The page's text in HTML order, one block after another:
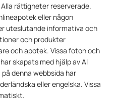
rättigheter reserverade.
eller någon
uteslutande informativa och
och produkter
och apotek. Vissa foton och
skapats med hjälp av AI
denna webbsida har
eller engelska. Vissa